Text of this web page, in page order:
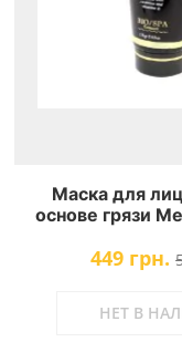
Маска для
основе грязи
449 грн.
НЕТ В